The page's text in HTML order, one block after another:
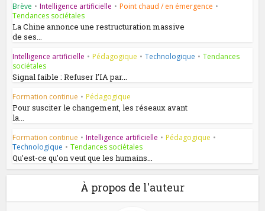
Brève • Intelligence artificielle • Point chaud / en émergence •
Tendances sociétales
La Chine annonce une restructuration massive
de ses...
Intelligence artificielle • Pédagogique • Technologique • Tendances
sociétales
Signal faible : Refuser l’IA par...
Formation continue • Pédagogique
Pour susciter le changement, les réseaux avant
la...
Formation continue • Intelligence artificielle • Pédagogique •
Technologique • Tendances sociétales
Qu’est-ce qu’on veut que les humains...
À propos de l'auteur